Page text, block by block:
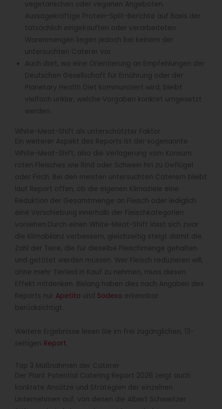
vegetarischen oder veganen Angeboten.
Aussagekräftige Protein-Split-Berichte auf Basis der
tatsächlich eingekauften oder verarbeiteten
Warenmengen liegen jedoch bei keinem der
untersuchten Caterer vor.
Auch dort, wo eine Orientierung an Empfehlungen der
Deutschen Gesellschaft für Ernährung oder der
Planetary Health Diet kommuniziert wird, bleibt
vielfach unklar, welche Vorgaben konkret umgesetzt
werden.
White-Meat-Shift als unterschätzter Faktor
Ein weiterer Aspekt des Reports ist der sogenannte
White-Meat-Shift, also die Verlagerung vom Konsum
roten Fleisches wie Rind oder Schwein hin zu Geflügel
oder Fisch. Bei den meisten untersuchten Caterern bleibt
laut Report offen, ob die eigenen Klimaziele eine
Reduktion der Gesamtmenge an Fleisch oder lediglich
eine Verschiebung innerhalb der Fleischkategorien
vorsehen.Durch einen White-Meat-Shift lässt sich zwar
die Klimabilanz verbessern, gleichzeitig steigt damit die
Zahl der Tiere, die für dieselbe Fleischmenge gehalten
und getötet werden müssen. Wer Fleisch reduzieren will,
ohne mehr Tierleid in Kauf zu nehmen, muss diesen
Effekt mitdenken. Bislang haben dies nach Angaben des
Reports nur Apetito und Sodexo erkennbar
berücksichtigt.
Weitere Ergebnisse lesen Sie im frei zugänglichen, 13-
seitigen Report
Top 3 Maßnahmen der Caterer
Der Plant Potential Catering Report 2026 zeigt auch
konkrete Ansätze und Strategien der einzelnen
Unternehmen auf, von denen die Albert Schweitzer